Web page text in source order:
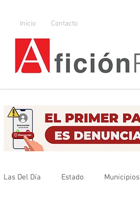
Inicio Contacto
Las Del Día Estado Municipios